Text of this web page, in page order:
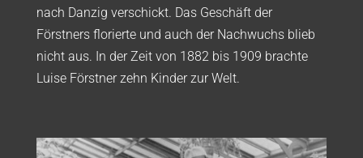
nach Danzig verschickt. Das Geschäft der
Förstners florierte und auch der Nachwuchs blieb
nicht aus. In der Zeit von 1882 bis 1909 brachte
Luise Förstner zehn Kinder zur Welt.